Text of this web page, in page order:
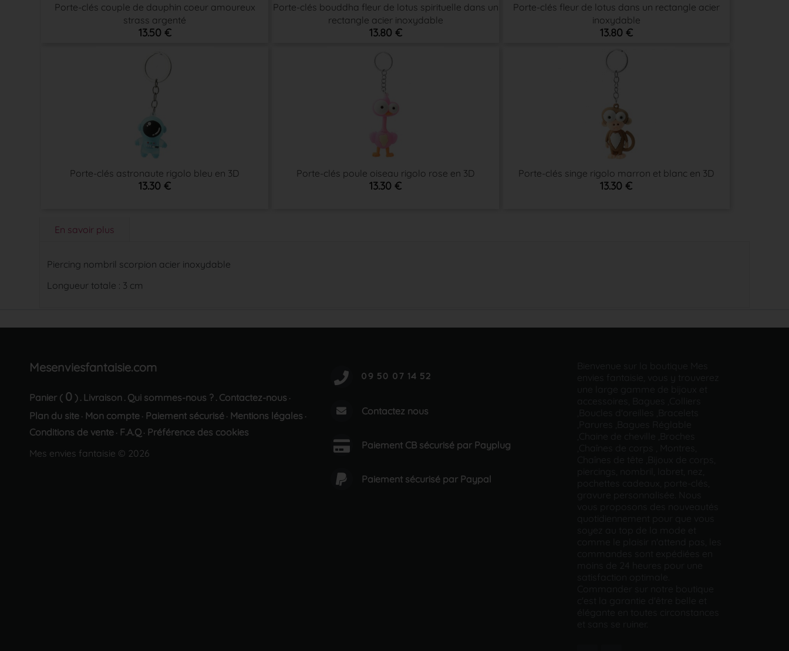
Porte-clés couple de dauphin coeur amoureux
strass argenté
13.50 €
Porte-clés bouddha fleur de lotus spirituelle dans un
rectangle acier inoxydable
13.80 €
Porte-clés fleur de lotus dans un rectangle acier
inoxydable
13.80 €
Porte-clés astronaute rigolo bleu en 3D
13.30 €
Porte-clés poule oiseau rigolo rose en 3D
13.30 €
Porte-clés singe rigolo marron et blanc en 3D
13.30 €
En savoir plus
Piercing nombril scorpion acier inoxydable
Longueur totale : 3 cm
Mesenviesfantaisie.com
Panier ( 0 ) . Livraison . Qui sommes-nous ? . Contactez-nous ·
Plan du site · Mon compte · Paiement sécurisé · Mentions légales ·
Conditions de vente · F.A.Q · Préférence des cookies
Mes envies fantaisie © 2026
Contactez nous
Paiement CB sécurisé par Payplug
Paiement sécurisé par Paypal